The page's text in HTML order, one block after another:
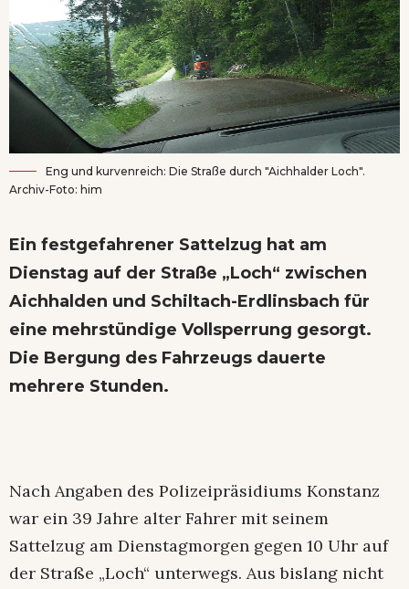
Eng und kurvenreich: Die Straße durch "Aichhalder Loch".
Archiv-Foto: him
Ein festgefahrener Sattelzug hat am
Dienstag auf der Straße „Loch“ zwischen
Aichhalden und Schiltach-Erdlinsbach für
eine mehrstündige Vollsperrung gesorgt.
Die Bergung des Fahrzeugs dauerte
mehrere Stunden.
Nach Angaben des Polizeipräsidiums Konstanz
war ein 39 Jahre alter Fahrer mit seinem
Sattelzug am Dienstagmorgen gegen 10 Uhr auf
der Straße „Loch“ unterwegs. Aus bislang nicht